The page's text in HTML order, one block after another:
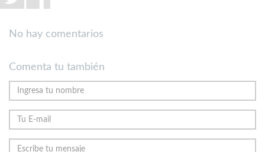
No hay comentarios
Comenta tu también